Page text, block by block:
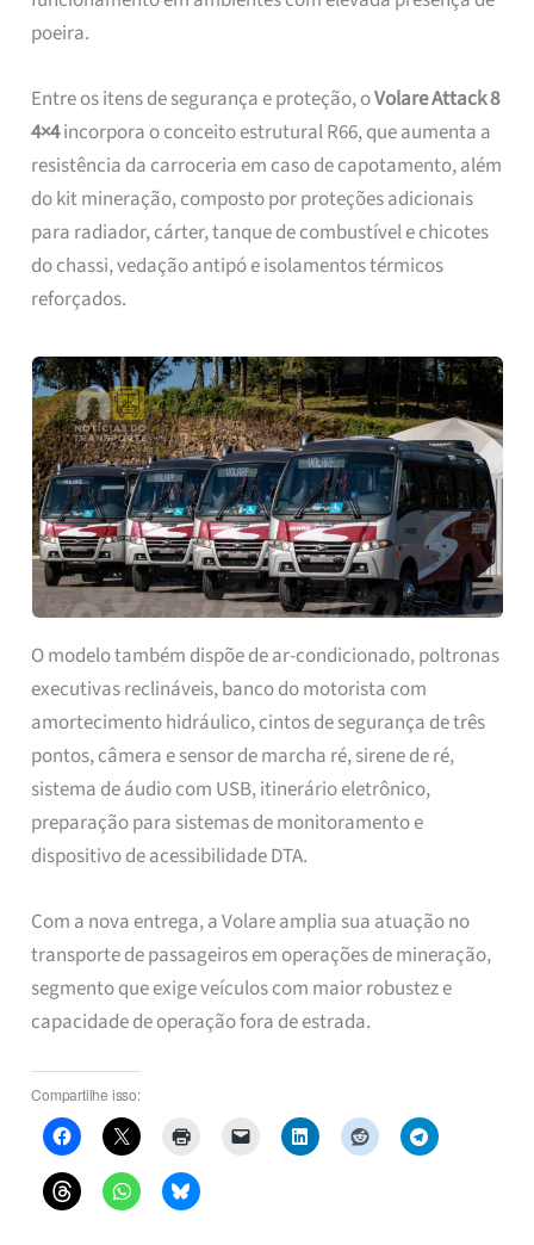
poeira.
Entre os itens de segurança e proteção, oVolare Attack 8
4×4incorpora o conceito estrutural R66, que aumenta a
resistência da carroceria em caso de capotamento, além
do kit mineração, composto por proteções adicionais
para radiador, cárter, tanque de combustível e chicotes
do chassi, vedação antipó e isolamentos térmicos
reforçados.
O modelo também dispõe de ar-condicionado, poltronas
executivas reclináveis, banco do motorista com
amortecimento hidráulico, cintos de segurança de três
pontos, câmera e sensor de marcha ré, sirene de ré,
sistema de áudio com USB, itinerário eletrônico,
preparação para sistemas de monitoramento e
dispositivo de acessibilidade DTA.
Com a nova entrega, a Volare amplia sua atuação no
transporte de passageiros em operações de mineração,
segmento que exige veículos com maior robustez e
capacidade de operação fora de estrada.
Compartilhe isso: